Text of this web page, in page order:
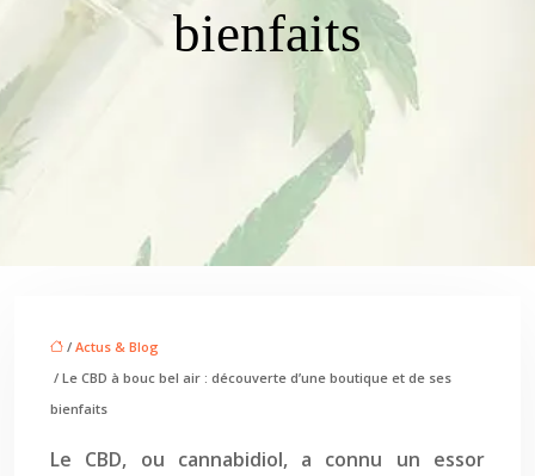
bienfaits
/ Actus & Blog
/ Le CBD à bouc bel air : découverte d’une boutique et de ses
bienfaits
Le CBD, ou cannabidiol, a connu un essor